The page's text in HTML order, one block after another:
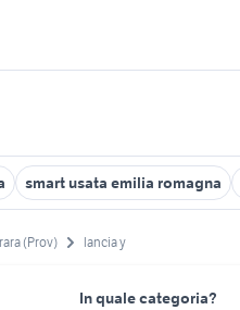
smart usata emilia romagna
(Prov) lancia y
In quale categoria?